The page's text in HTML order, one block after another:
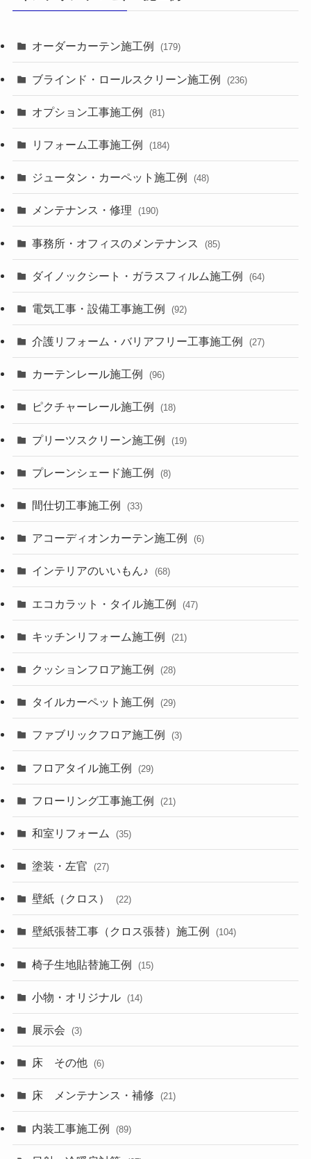
オーダーカーテン施工例 (179)
ブラインド・ロールスクリーン施工例 (236)
オプション工事施工例 (81)
リフォーム工事施工例 (184)
ジュータン・カーペット施工例 (48)
メンテナンス・修理 (190)
事務所・オフィスのメンテナンス (85)
ダイノックシート・ガラスフィルム施工例 (64)
電気工事・設備工事施工例 (92)
介護リフォーム・バリアフリー工事施工例 (27)
カーテンレール施工例 (96)
ピクチャーレール施工例 (18)
プリーツスクリーン施工例 (19)
プレーンシェード施工例 (8)
間仕切工事施工例 (33)
アコーディオンカーテン施工例 (6)
インテリアのいいもん♪ (68)
エコカラット・タイル施工例 (47)
キッチンリフォーム施工例 (21)
クッションフロア施工例 (28)
タイルカーペット施工例 (29)
ファブリックフロア施工例 (3)
フロアタイル施工例 (29)
フローリング工事施工例 (21)
和室リフォーム (35)
塗装・左官 (27)
壁紙（クロス） (22)
壁紙張替工事（クロス張替）施工例 (104)
椅子生地貼替施工例 (15)
小物・オリジナル (14)
展示会 (3)
床 その他 (6)
床 メンテナンス・補修 (21)
内装工事施工例 (89)